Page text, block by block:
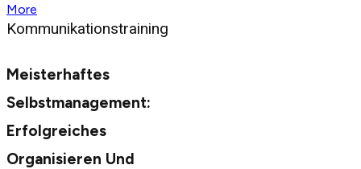
More
Kommunikationstraining
Meisterhaftes
Selbstmanagement:
Erfolgreiches
Organisieren Und